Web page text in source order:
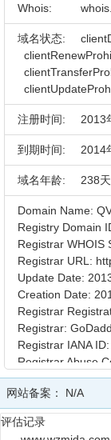
Whois:
域名状态:
注册时间: 2013
到期时间: 2014
域名年龄: 238天
Domain Name:
Registry Domain
Registrar WHOIS
Registrar URL:
Update Date:
Creation Date:
Registrar
Registrar:
Registrar IANA
Registrar Abuse
Registrar Abuse
Domain Status:
Domain Status:
Domain Status:
网站备案： N/A
评估记录